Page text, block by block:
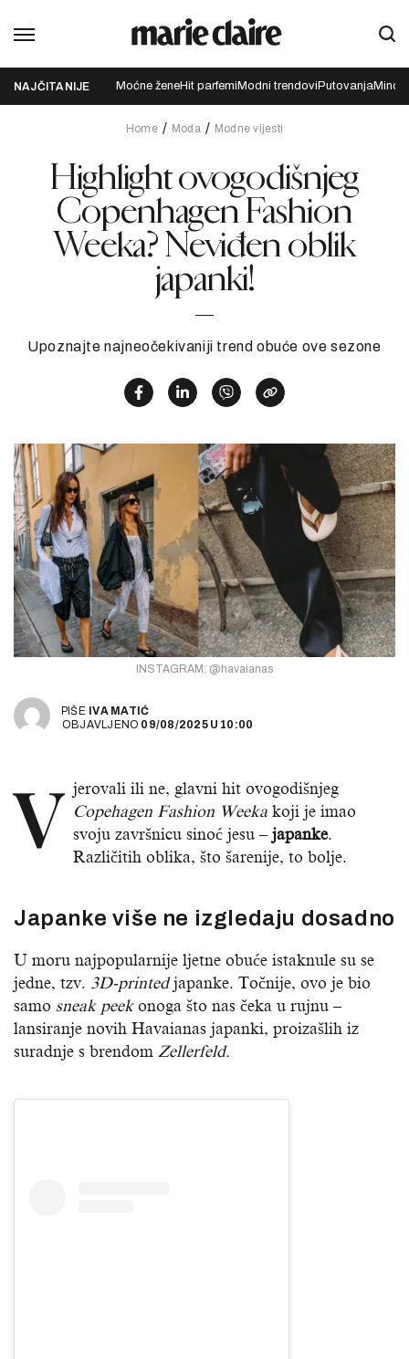
NAJČITANIJE Moćne ženeHit parfemi Modni trendovi Putovanja
Home Moda Modne vijesti
Highlight ovogodišnjeg
Copenhagen Fashion
Weeka? Neviđen oblik
japanki!
Upoznajte najneočekivaniji trend obuće ove sezone
INSTAGRAM: @havaianas
PIŠE IVA MATIĆ
OBJAVLJENO 09/08/2025 U 10:00
V jerovali ili ne, glavni hit ovogodišnjeg
Copehagen Fashion Weeka koji je imao
svoju završnicu sinoć jesu – japanke.
Različitih oblika, što šarenije, to bolje.
Japanke više ne izgledaju dosadno
U moru najpopularnije ljetne obuće istaknule su se
jedne, tzv. 3D-printedjapanke. Točnije, ovo je bio
samo sneak peekonoga što nas čeka u rujnu –
lansiranje novih Havaianas japanki, proizašlih iz
suradnje s brendom Zellerfeld.